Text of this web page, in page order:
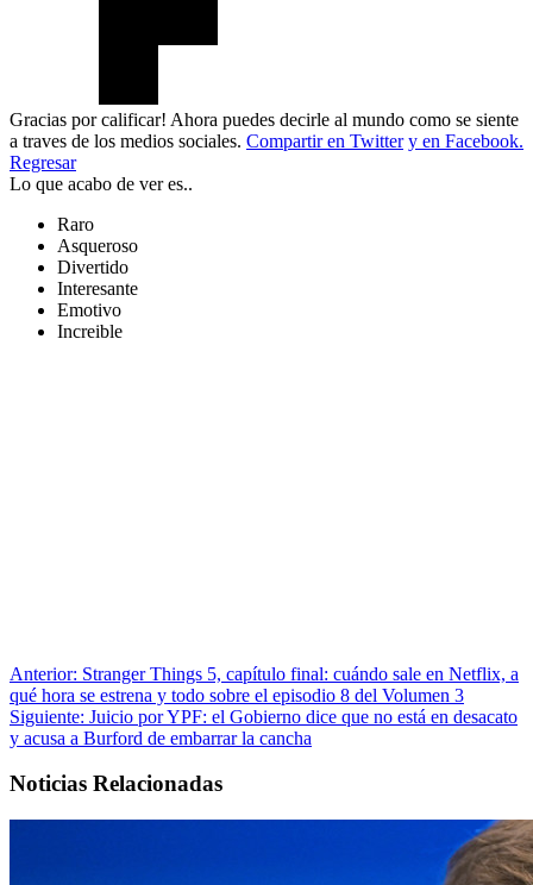
Gracias por calificar! Ahora puedes decirle al mundo como se siente
a traves de los medios sociales. Compartir en Twitter y en Facebook.
Regresar
Lo que acabo de ver es..
Raro
Asqueroso
Divertido
Interesante
Emotivo
Increible
Anterior: Stranger Things 5, capítulo final: cuándo sale en Netflix, a
qué hora se estrena y todo sobre el episodio 8 del Volumen 3
Siguiente: Juicio por YPF: el Gobierno dice que no está en desacato
y acusa a Burford de embarrar la cancha
Noticias Relacionadas